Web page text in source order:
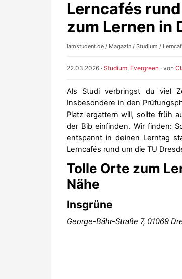
Lerncafés
zum Lernen in
iamstudent.de / Magazin / Studium /
22.03.2026 · Studium Evergreen · von
Als Studi verbringst du viel
Insbesondere in den
Platz ergattern will, sollte früh
der Bib einfinden. Wir finden:
entspannt in deinen Lerntag
Lerncafés rund um die TU
Tolle Orte zum
Nähe
Insgrüne
George-Bähr-Straße 7, 01069